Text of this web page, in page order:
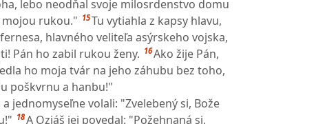
lebo neodňal svoje milosrdenstvo domu
mojou rukou." 15Tu vytiahla z kapsy hlavu,
hlavného veliteľa asýrskeho vojska,
Pán ho zabil rukou ženy. 16Ako žije Pán,
ho moja tvár na jeho záhubu bez toho,
poškvrnu a hanbu!"
jednomyseľne volali: "Zvelebený si, Bože
18A Oziáš jej povedal: "Požehnaná si,